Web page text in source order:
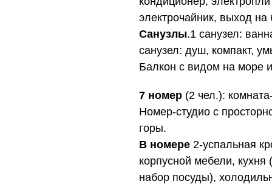
электрочайник, выход
Санузлы.1 санузел:
санузел: душ, компакт,
Балкон с видом на море
7 номер (2 чел.):
Номер-студио с
горы.
В номере 2-успальная
корпусной мебели,
набор посуды),